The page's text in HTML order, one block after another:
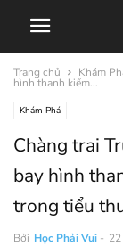
Trang chủ Khám
hình thanh kiếm...
Khám Phá
Chàng trai
bay hình
trong tiểu
Bởi Học Phải Vui -